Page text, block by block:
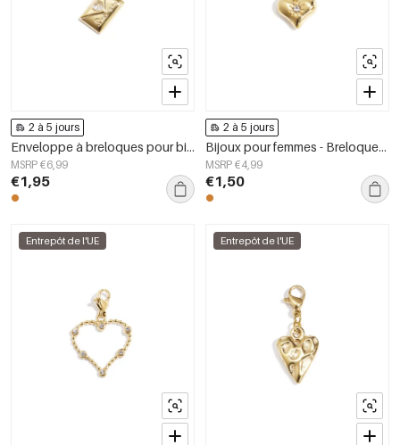
2 à 5 jours
Enveloppe à breloques pour bijoux DIY
MSRP €6,99
€1,95
2 à 5 jours
Bijoux pour femmes - Breloques en forme de cœur - Collection Daily Simple
MSRP €4,99
€1,50
Entrepôt de l'UE Entrepôt de l'UE